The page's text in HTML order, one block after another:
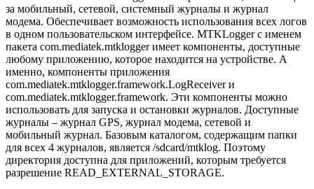
за мобильный, сетевой, системный журналы и журнал
модема. Обеспечивает возможность использования всех логов
в одном пользовательском интерфейсе. MTKLogger с именем
пакета com.mediatek.mtklogger имеет компоненты, доступные
любому приложению, которое находится на устройстве. А
именно, компоненты приложения
com.mediatek.mtklogger.framework.LogReceiver и
com.mediatek.mtklogger.framework. Эти компоненты можно
использовать для запуска и остановки журналов. Доступные
журналы – журнал GPS, журнал модема, сетевой и
мобильный журнал. Базовым каталогом, содержащим папки
для всех 4 журналов, является /sdcard/mtklog. Поэтому
директория доступна для приложений, которым требуется
разрешение READ_EXTERNAL_STORAGE.